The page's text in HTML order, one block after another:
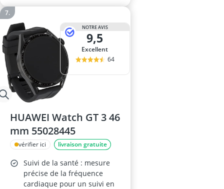
NOTRE AVIS
9,5
Excellent
64
HUAWEI Watch GT 3 46
mm 55028445
vérifier ici livraison gratuite
Suivi de la santé : mesure
précise de la fréquence
cardiaque pour un suivi en